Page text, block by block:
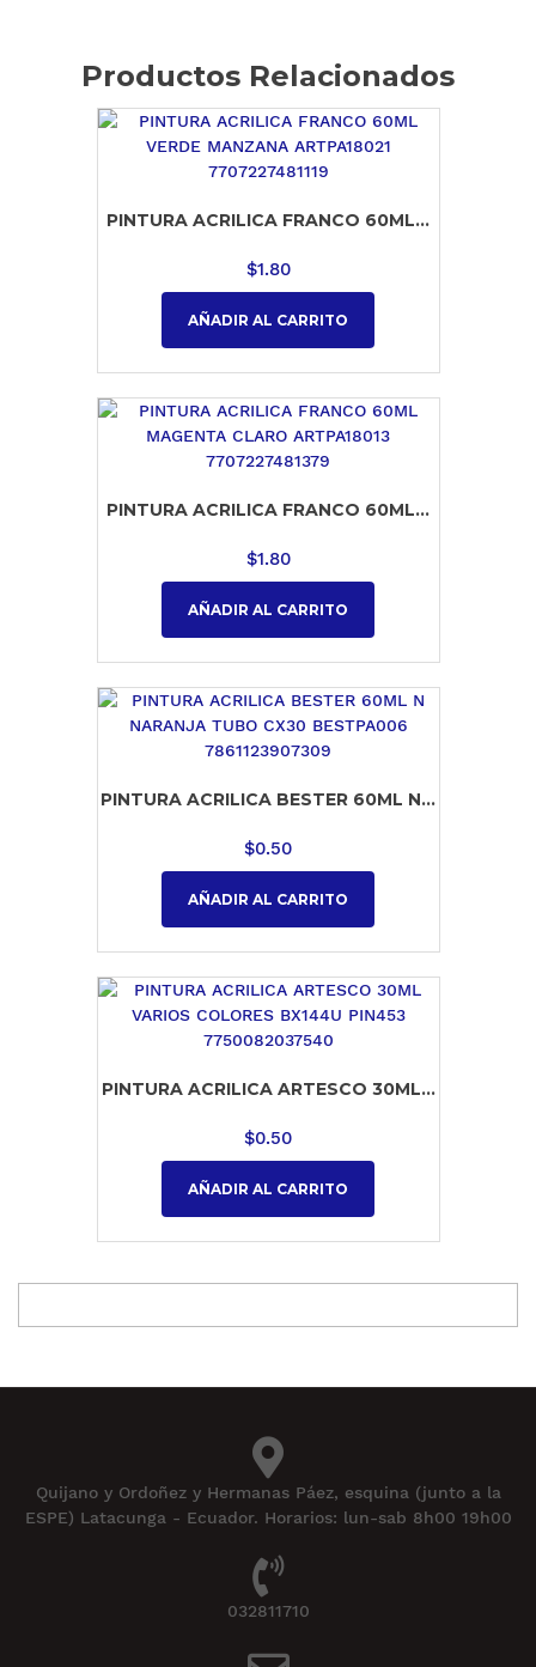
Productos Relacionados
PINTURA ACRILICA FRANCO 60ML...
$1.80
AÑADIR AL CARRITO
PINTURA ACRILICA FRANCO 60ML...
$1.80
AÑADIR AL CARRITO
PINTURA ACRILICA BESTER 60ML N...
$0.50
AÑADIR AL CARRITO
PINTURA ACRILICA ARTESCO 30ML...
$0.50
AÑADIR AL CARRITO
Quijano y Ordoñez y Hermanas Páez, esquina (junto a la
ESPE) Latacunga - Ecuador. Horarios: lun-sab 8h00 19h00
032811710